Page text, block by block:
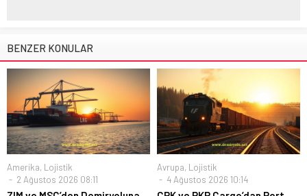
BENZER KONULAR
Amerika, Lojistik
2 Ağustos 2026 08:11
Avrupa, Lojistik
4 Ağustos 2026 10:14